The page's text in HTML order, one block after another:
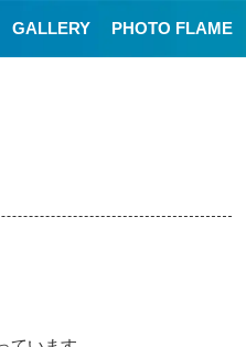
GALLERY PHOTO FLAME